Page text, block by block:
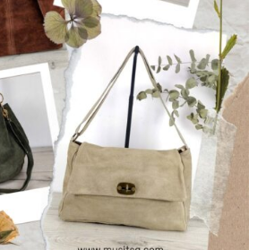
οι Ρωγμές δημιουργούν
την κοινωνία, τις εσωτερικές μάχες
Ανδρεόπουλος Αντώνης –
Δημήτρης – Κιθάρα, Νικολάου
Γρηγόρης – Τύμπανα.